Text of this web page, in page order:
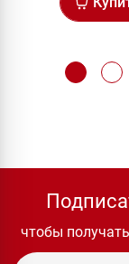
чтобы